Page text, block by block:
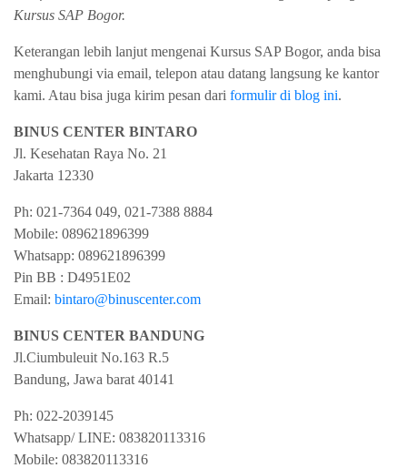
Kursus SAP Bogor.
Keterangan lebih lanjut mengenai Kursus SAP Bogor, anda bisa
menghubungi via email, telepon atau datang langsung ke kantor
kami. Atau bisa juga kirim pesan dari formulir di blog ini.
BINUS CENTER BINTARO
Jl. Kesehatan Raya No. 21
Jakarta 12330
Ph: 021-7364 049, 021-7388 8884
Mobile: 089621896399
Whatsapp: 089621896399
Pin BB : D4951E02
Email: bintaro@binuscenter.com
BINUS CENTER BANDUNG
Jl.Ciumbuleuit No.163 R.5
Bandung, Jawa barat 40141
Ph: 022-2039145
Whatsapp/ LINE: 083820113316
Mobile: 083820113316